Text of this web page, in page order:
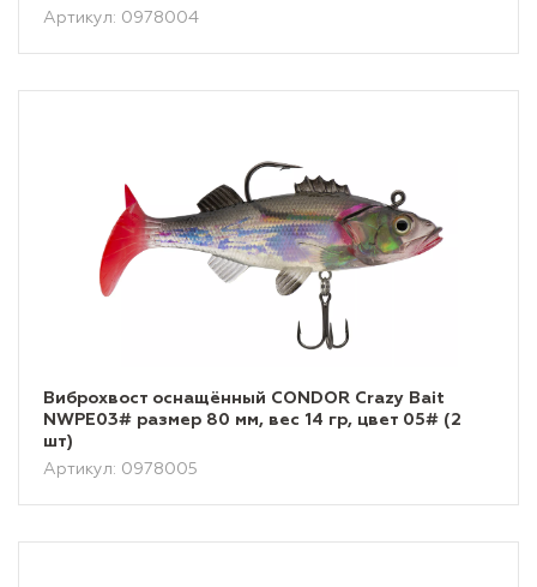
Артикул: 0978004
Виброхвост оснащённый CONDOR Crazy Bait
NWPE03# размер 80 мм, вес 14 гр, цвет 05# (2
шт)
Артикул: 0978005